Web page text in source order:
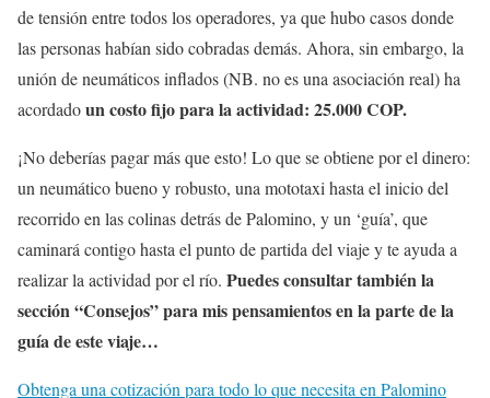
de tensión entre todos los operadores, ya que hubo casos donde
las personas habían sido cobradas demás. Ahora, sin embargo, la
unión de neumáticos inflados (NB. no es una asociación real) ha
acordadoun costo fijo para la actividad: 25.000 COP.
¡No deberías pagar más que esto! Lo que se obtiene por el dinero:
un neumático bueno y robusto, una mototaxi hasta el inicio del
recorrido en las colinas detrás de Palomino, y un ‘guía’, que
caminará contigo hasta el punto de partida del viaje y te ayuda a
realizar la actividad por el río. Puedes consultar también la
sección “Consejos” para mis pensamientos en la parte de la
guía de este viaje…
Obtenga una cotización para todo lo que necesita en Palomino